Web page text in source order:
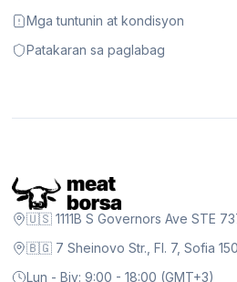
Mga tuntunin at kondisyon
Patakaran sa paglabag
🇺🇸 1111B S Governors Ave STE
🇧🇬 7 Sheinovo Str., Fl. 7, Sofia
Lun - Biy: 9:00 - 18:00 (GMT+3)